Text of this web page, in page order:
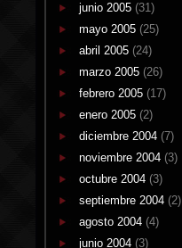
junio 2005 (31)
mayo 2005 (25)
abril 2005 (24)
marzo 2005 (26)
febrero 2005 (17)
enero 2005 (2)
diciembre 2004 (7)
noviembre 2004 (3)
octubre 2004 (3)
septiembre 2004 (2)
agosto 2004 (4)
junio 2004 (3)